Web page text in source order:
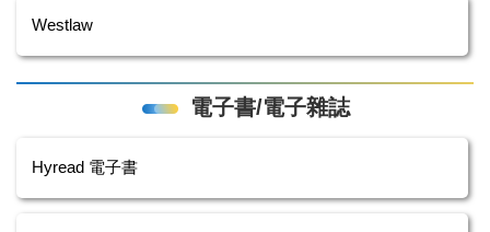
Westlaw
電子書/電子雜誌
Hyread 電子書